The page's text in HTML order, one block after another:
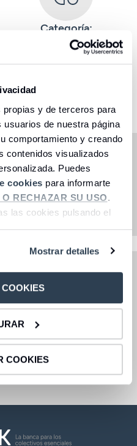
y de terceros para
de nuestra página
comportamiento y creando
contenidos visualizados
Puedes
cookies para informarte
RECHAZAR SU USO.
las cookies pulsando el
Mostrar detalles
COOKIES
Categoría:
Fondo de Inversión - Renta
variable internacional
la rentabilidad del
Net Total Return EUR
efectos meramente
gestiona en referencia al